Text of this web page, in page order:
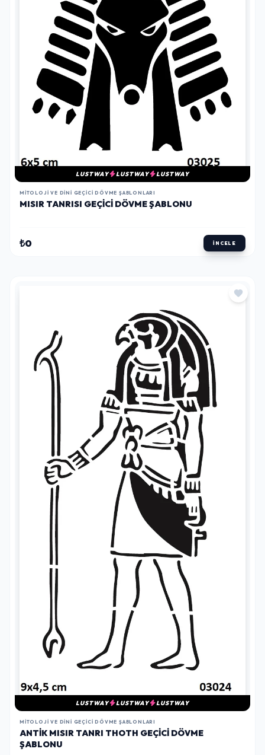
LUSTWAY LUSTWAY LUSTWAY
MITOLOJI VE DINI GEÇICI DÖVME ŞABLONLARI
MISIR TANRISI GEÇICI DÖVME ŞABLONU
₺0 İNCELE
LUSTWAY LUSTWAY LUSTWAY
MITOLOJI VE DINI GEÇICI DÖVME ŞABLONLARI
ANTIK MISIR TANRI THOTH GEÇICI DÖVME
ŞABLONU